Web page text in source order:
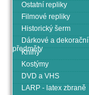
Ostatní repliky
Filmové repliky
Historický šerm
Dárkové a dekorační
předměty
Knihy
Kostýmy
DVD a VHS
LARP - latex zbraně